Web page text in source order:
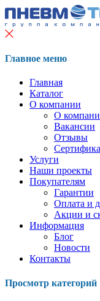
Главное меню
Главная
Каталог
О компании
О
Вакансии
Отзывы
Услуги
Наши проекты
Покупателям
Гарантии
Оплата и
Акции и
Информация
Блог
Новости
Контакты
Просмотр категорий